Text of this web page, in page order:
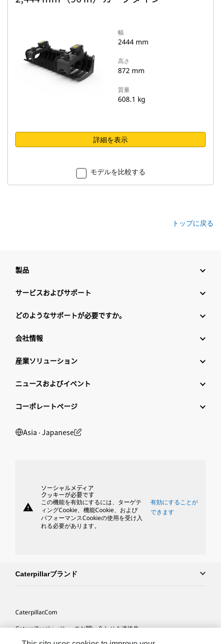
幅
2444 mm
高さ
872 mm
質量
608.1 kg
詳細を表示
モデルを比較する
トップに戻る
製品
サービスおよびサポート
どのようなサポートが必要ですか。
会社情報
産業ソリューション
ニュースおよびイベント
コーポレートページ
Asia ‧ Japanese
warning
ソーシャルメディア
クッキーが必要です
この機能を有効にするには、ターゲテ
ィングCookie、機能Cookie、および
パフォーマンスCookieの使用を受け入
れる必要があります。
有効にすることが
できます
Caterpillarブランド
Caterpillar.com
Caterpillarジャパンへのお問い合わせ＆連絡先